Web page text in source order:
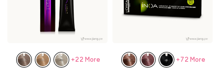
+22 More +72 More